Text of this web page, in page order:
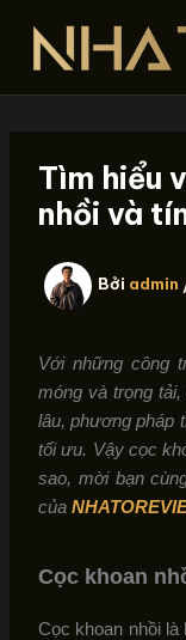
dung
Tìm hiểu
nhồi và
Bởi admin
Với những công
móng và trọng
lâu, phương pháp
tối ưu. Vậy cọc
sao, mời bạn
của
Cọc khoan
Cọc khoan nhồi